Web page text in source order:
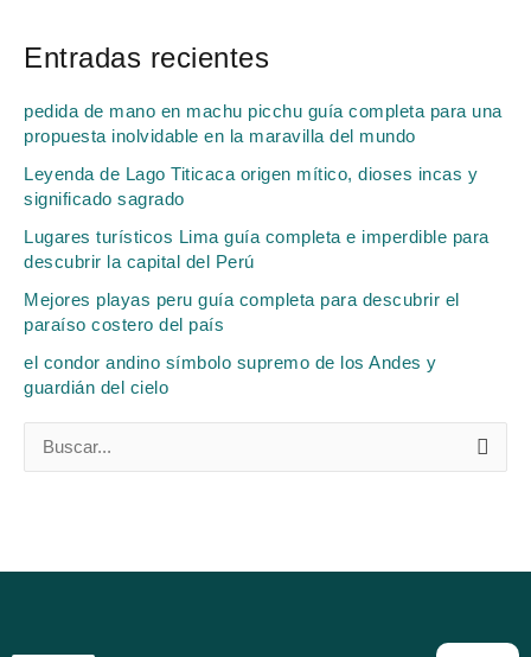
Entradas recientes
pedida de mano en machu picchu guía completa para una
propuesta inolvidable en la maravilla del mundo
Leyenda de Lago Titicaca origen mítico, dioses incas y
significado sagrado
Lugares turísticos Lima guía completa e imperdible para
descubrir la capital del Perú
Mejores playas peru guía completa para descubrir el
paraíso costero del país
el condor andino símbolo supremo de los Andes y
guardián del cielo